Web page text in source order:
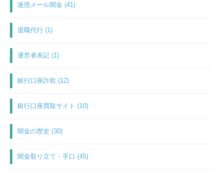
迷惑メール闇金 (41)
退職代行 (1)
運営者表記 (1)
銀行口座詐欺 (12)
銀行口座買取サイト (10)
闇金の歴史 (30)
闇金取り立て・手口 (45)